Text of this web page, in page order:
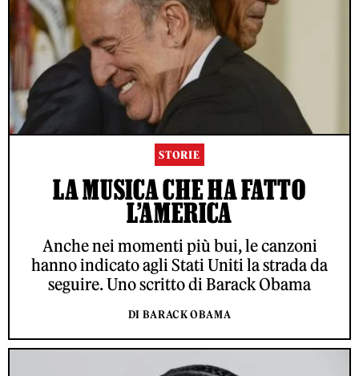
STORIE
LA MUSICA CHE HA FATTO
L’AMERICA
Anche nei momenti più bui, le canzoni
hanno indicato agli Stati Uniti la strada da
seguire. Uno scritto di Barack Obama
DI BARACK OBAMA